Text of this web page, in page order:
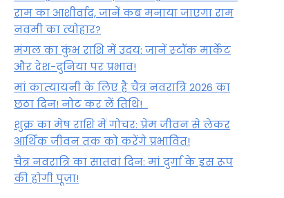
राम का आशीर्वाद, जानें कब मनाया जाएगा राम
नवमी का त्योहार?
मंगल का कुंभ राशि में उदय: जानें स्‍टॉक मार्केट
और देश-दुनिया पर प्रभाव!
मां कात्‍यायनी के लिए है चैत्र नवरात्रि 2026 का
छठा दिन! नोट कर लें तिथि!
शुक्र का मेष राशि में गोचर: प्रेम जीवन से लेकर
आर्थिक जीवन तक को करेंगे प्रभावित!
चैत्र नवरात्रि का सातवां दिन: मां दुर्गा के इस रूप
की होगी पूजा!